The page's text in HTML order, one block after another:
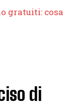
gratuiti: cosa
di